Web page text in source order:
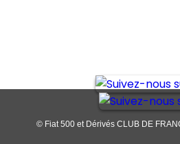
© Fiat 500 et Dérivés CLUB DE